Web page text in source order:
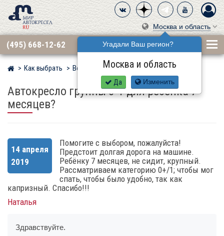
Москва и область
Угадали Ваш регион?
Москва и область
Да Изменить
(495) 668-12-62
Мир детских автокресел
Как выбрать Вопросы
Автокресло группы 0-1 для ребенка 7
месяцев?
14 апреля
2019
Помогите с выбором, пожалуйста!
Предстоит долгая дорога на машине.
Ребёнку 7 месяцев, не сидит, крупный.
Рассматриваем категорию 0+/1; чтобы мог
спать, чтобы было удобно, так как
капризный. Спасибо!!!
Наталья
Здравствуйте.